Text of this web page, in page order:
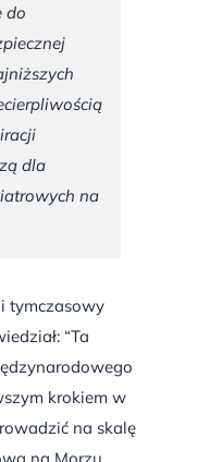
do
dla
na
tymczasowy
“Ta
krokiem w
na skalę